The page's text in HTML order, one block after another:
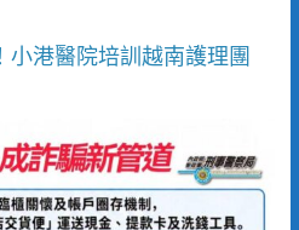
小港醫院培訓越南護理團